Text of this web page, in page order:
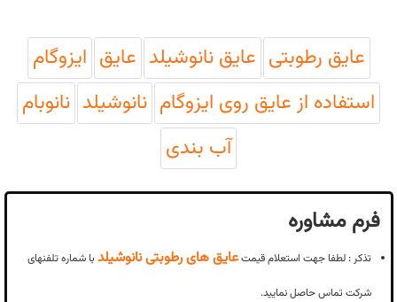
عایق رطوبتی عایق نانوشیلد عایق ایزوگام
استفاده از عایق روی ایزوگام نانوشیلد نانوبام
آب بندی
فرم مشاوره
تذکر : لطفا جهت استعلام قیمتعایق های رطوبتی نانوشیلد با شماره تلفنهای
شرکت تماس حاصل نمایید.